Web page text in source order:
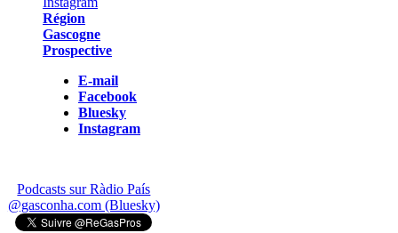
Région
Gascogne
Prospective
E-mail
Facebook
Bluesky
Instagram
Podcasts sur Ràdio País
@gasconha.com (Bluesky)